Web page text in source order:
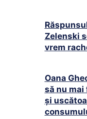
Zelenski
vrem
Oana
să nu mai
și